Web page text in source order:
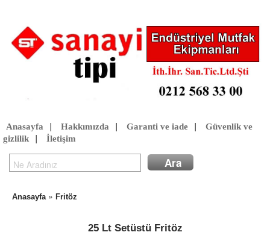
Anasayfa Hakkımızda Garanti ve iade
Güvenlik ve
gizlilik
İletişim
Anasayfa» Fritöz
25 Lt Setüstü Fritöz